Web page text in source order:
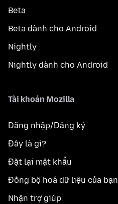
Beta
Beta dành cho Android
Nightly
Nightly dành cho Android
Tài khoản Mozilla
Đăng nhập/Đăng ký
Đây là gì?
Đặt lại mật khẩu
Đồng bộ hoá dữ liệu của bạn
Nhận trợ giúp